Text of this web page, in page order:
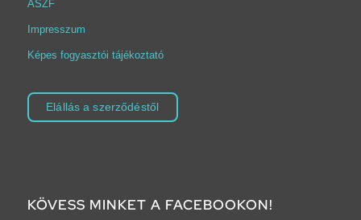
ÁSZF
Impresszum
Képes fogyasztói tájékoztató
Elállás a szerződéstől
KÖVESS MINKET A FACEBOOKON!